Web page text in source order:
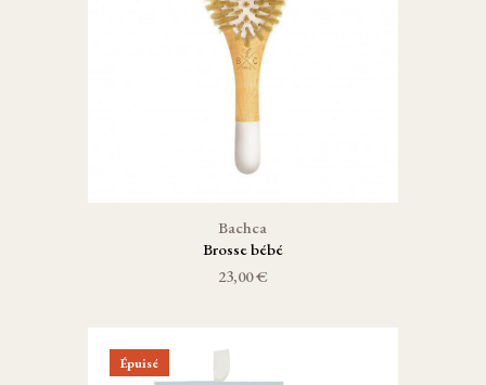
Bachca
Brosse bébé
23,00 €
Épuisé